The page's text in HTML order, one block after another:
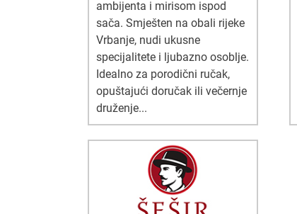
ambijenta i mirisom ispod
sača. Smješten na obali rijeke
Vrbanje, nudi ukusne
specijalitete i ljubazno osoblje.
Idealno za porodični ručak,
opuštajući doručak ili večernje
druženje...